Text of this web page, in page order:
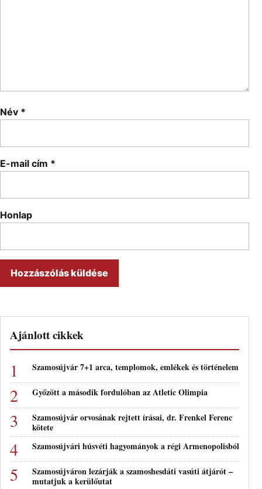
Név *
E-mail cím *
Honlap
Ajánlott cikkek
Szamosújvár 7+1 arca, templomok, emlékek és történelem
Győzött a második fordulóban az Atletic Olimpia
Szamosújvár orvosának rejtett írásai, dr. Frenkel Ferenc
kötete
Szamosújvári húsvéti hagyományok a régi Armenopolisból
Szamosújváron lezárják a szamoshesdáti vasúti átjárót –
mutatjuk a kerülőutat